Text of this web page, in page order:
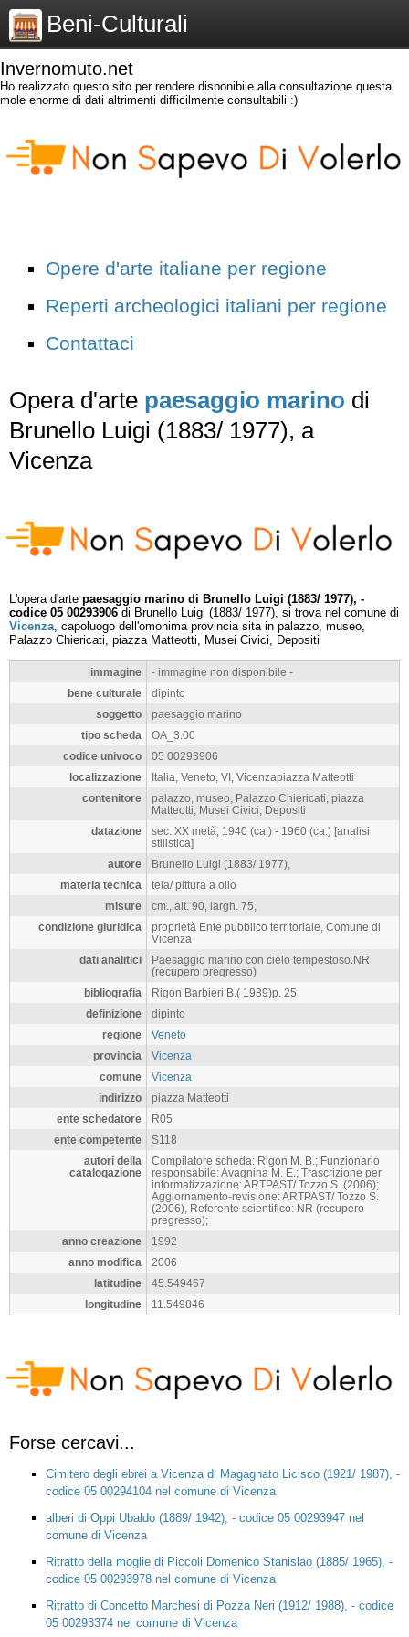
Beni-Culturali
Invernomuto.net
Ho realizzato questo sito per rendere disponibile alla consultazione questa
mole enorme di dati altrimenti difficilmente consultabili :)
Opere d'arte italiane per regione
Reperti archeologici italiani per regione
Contattaci
Opera d'arte paesaggio marino di
Brunello Luigi (1883/ 1977), a
Vicenza
L'opera d'arte paesaggio marino di Brunello Luigi (1883/ 1977), -
codice 05 00293906 di Brunello Luigi (1883/ 1977), si trova nel comune di
Vicenza, capoluogo dell'omonima provincia sita in palazzo, museo,
Palazzo Chiericati, piazza Matteotti, Musei Civici, Depositi
immagine
- immagine non disponibile -
bene culturale
dipinto
soggetto
paesaggio marino
tipo scheda
OA_3.00
codice univoco
05 00293906
localizzazione
Italia, Veneto, VI, Vicenzapiazza Matteotti
contenitore
palazzo, museo, Palazzo Chiericati, piazza
Matteotti, Musei Civici, Depositi
datazione
sec. XX metà; 1940 (ca.) - 1960 (ca.) [analisi
stilistica]
autore
Brunello Luigi (1883/ 1977),
materia tecnica
tela/ pittura a olio
misure
cm., alt. 90, largh. 75,
condizione giuridica
proprietà Ente pubblico territoriale, Comune di
Vicenza
dati analitici
Paesaggio marino con cielo tempestoso.NR
(recupero pregresso)
bibliografia
Rigon Barbieri B.( 1989)p. 25
definizione
dipinto
regione
Veneto
provincia
Vicenza
comune
Vicenza
indirizzo
piazza Matteotti
ente schedatore
R05
ente competente
S118
autori della
catalogazione
Compilatore scheda: Rigon M. B.; Funzionario
responsabile: Avagnina M. E.; Trascrizione per
informatizzazione: ARTPAST/ Tozzo S. (2006);
Aggiornamento-revisione: ARTPAST/ Tozzo S.
(2006), Referente scientifico: NR (recupero
pregresso);
anno creazione
1992
anno modifica
2006
latitudine
45.549467
longitudine
11.549846
Forse cercavi...
Cimitero degli ebrei a Vicenza di Magagnato Licisco (1921/ 1987), -
codice 05 00294104 nel comune di Vicenza
alberi di Oppi Ubaldo (1889/ 1942), - codice 05 00293947 nel
comune di Vicenza
Ritratto della moglie di Piccoli Domenico Stanislao (1885/ 1965), -
codice 05 00293978 nel comune di Vicenza
Ritratto di Concetto Marchesi di Pozza Neri (1912/ 1988), - codice
05 00293374 nel comune di Vicenza